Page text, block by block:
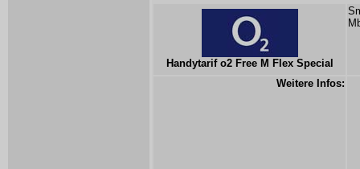
Handytarif o2 Free M Flex Special
Weitere Infos: